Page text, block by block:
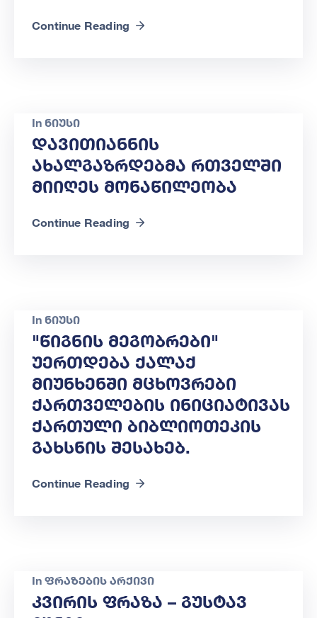
Continue Reading
In ნიუსი
Დავითიანნის
Ახალგაზრდებმა Რთველში
Მიიღეს Მონაწილეობა
Continue Reading
In ნიუსი
"წიგნის Მეგობრები"
Უერთდება Ქალაქ
Მიუნხენში Მცხოვრები
Ქართველების Ინიციატივას
Ქართული Ბიბლიოთეკის
Გახსნის Შესახებ.
Continue Reading
In ფრაზების არქივი
Კვირის Ფრაზა – Გუსტავ